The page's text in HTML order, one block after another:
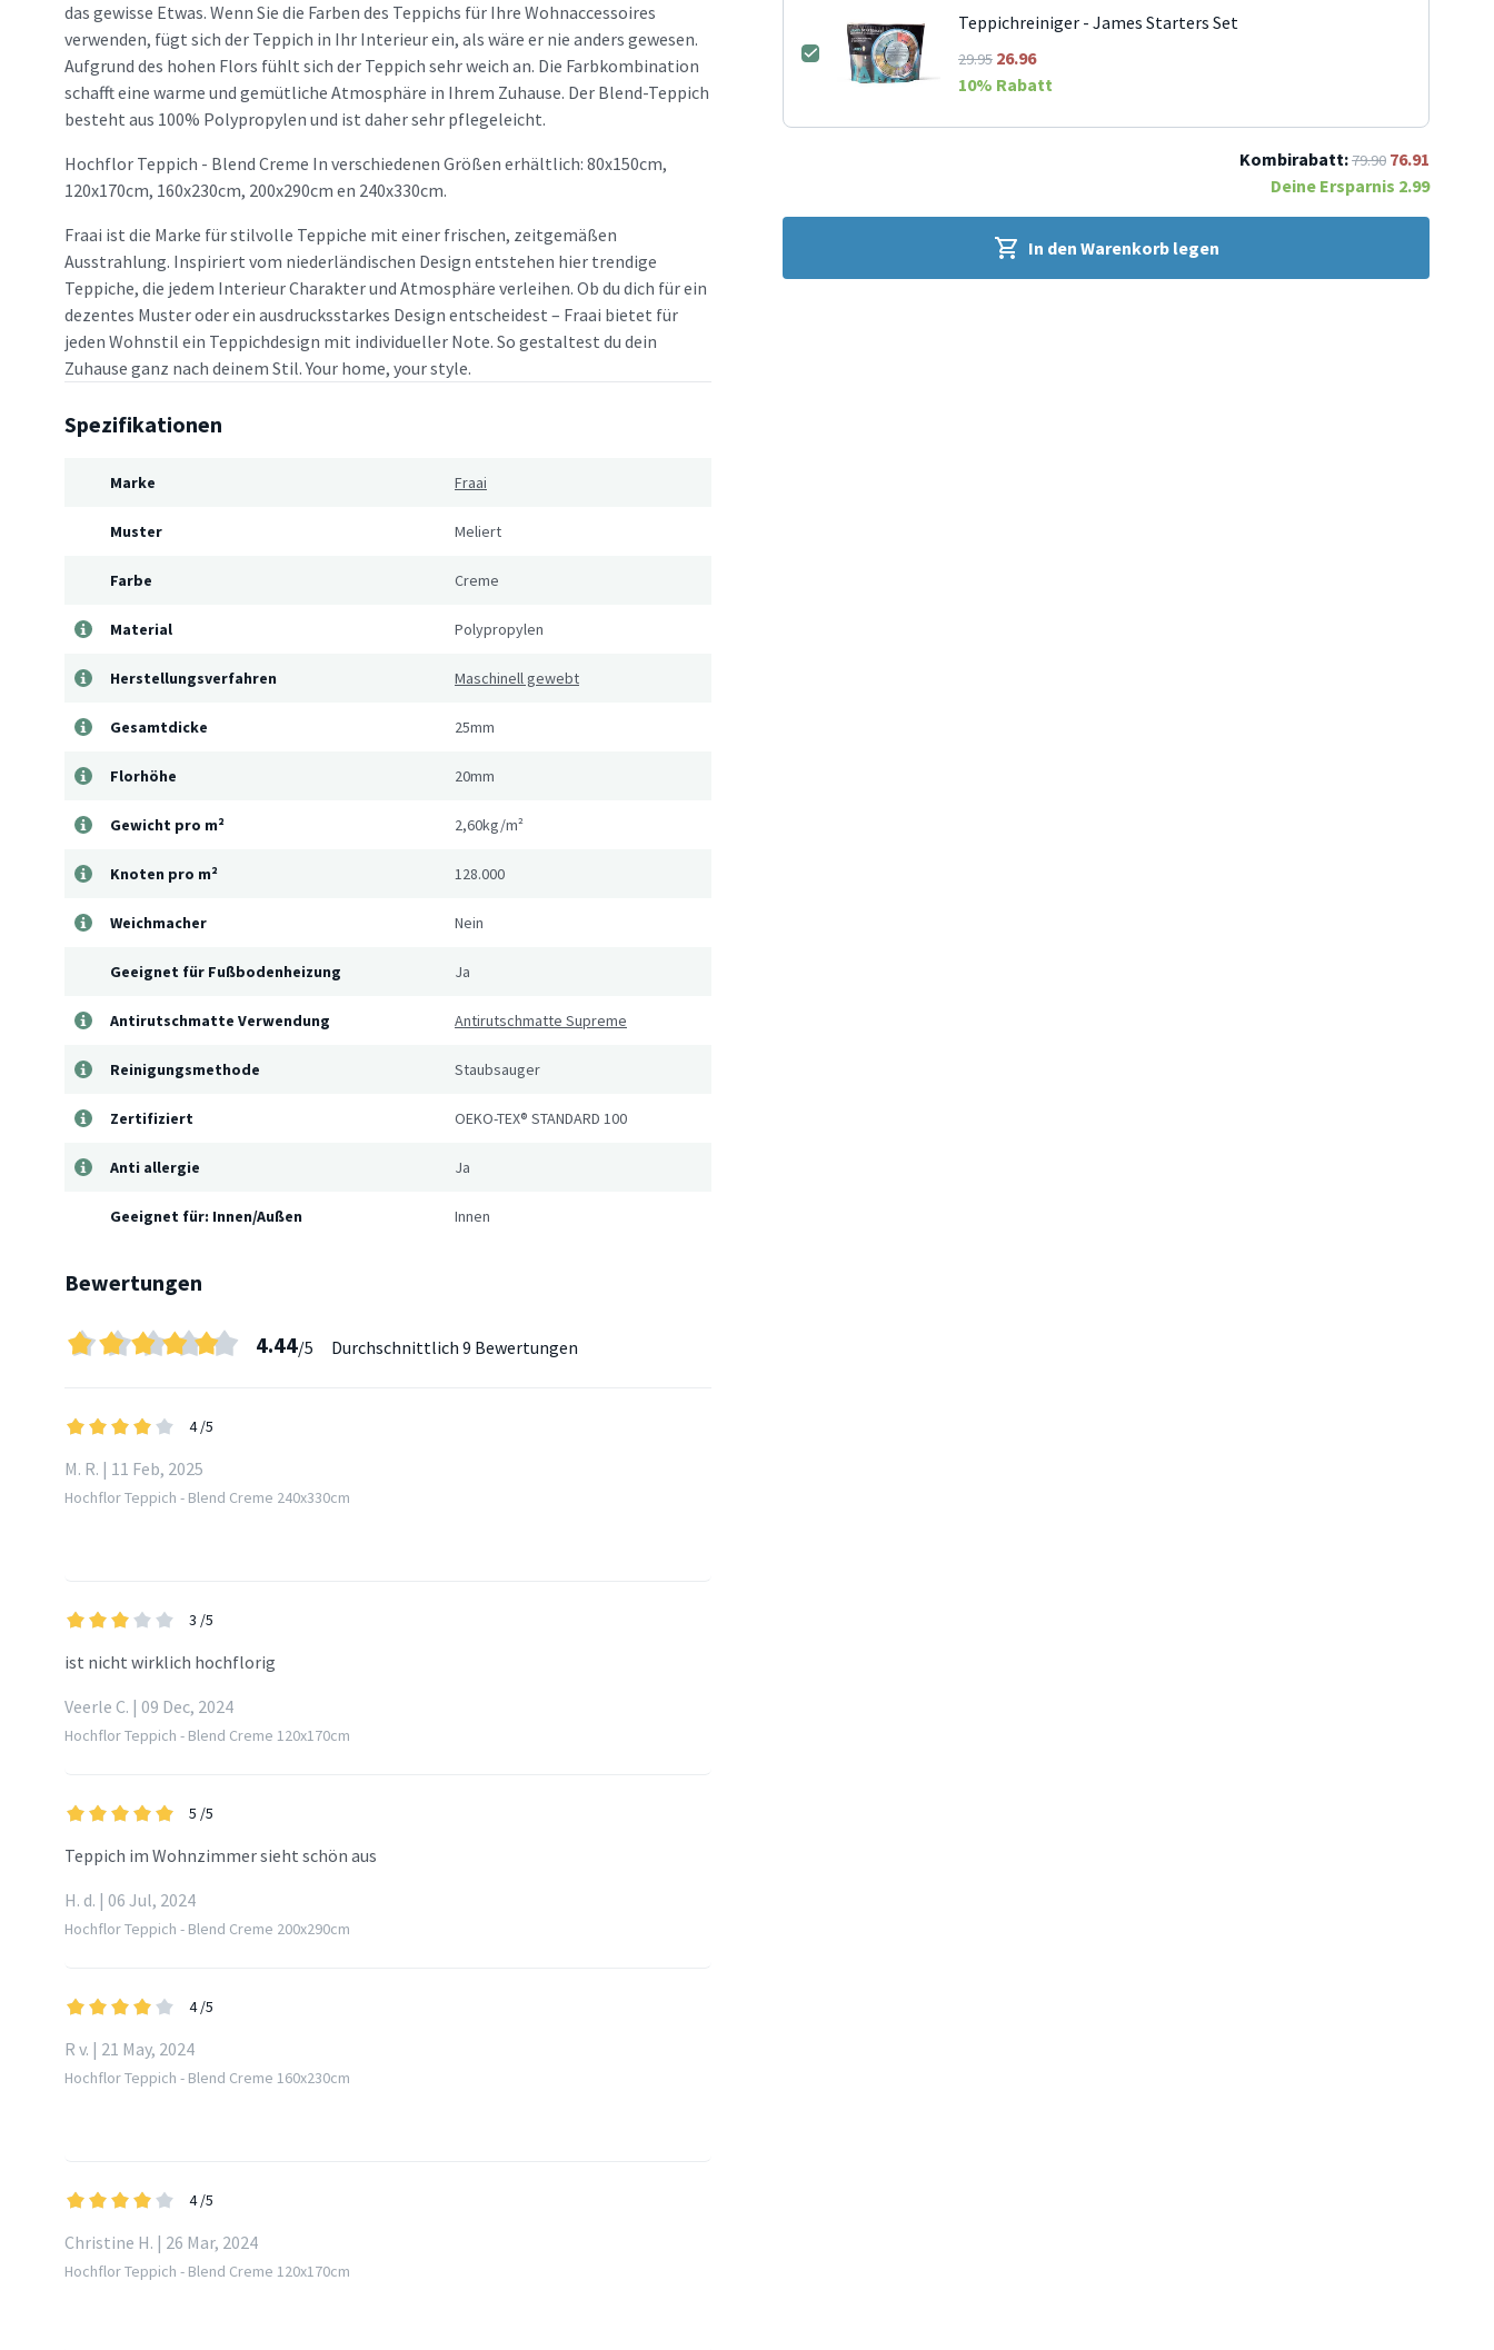
das gewisse Etwas. Wenn Sie die Farben des Teppichs für Ihre Wohnaccessoires
verwenden, fügt sich der Teppich in Ihr Interieur ein, als wäre er nie anders gewesen.
Aufgrund des hohen Flors fühlt sich der Teppich sehr weich an. Die Farbkombination
schafft eine warme und gemütliche Atmosphäre in Ihrem Zuhause. Der Blend-Teppich
besteht aus 100% Polypropylen und ist daher sehr pflegeleicht.
Hochflor Teppich - Blend Creme In verschiedenen Größen erhältlich: 80x150cm,
120x170cm, 160x230cm, 200x290cm en 240x330cm.
Fraai ist die Marke für stilvolle Teppiche mit einer frischen, zeitgemäßen
Ausstrahlung. Inspiriert vom niederländischen Design entstehen hier trendige
Teppiche, die jedem Interieur Charakter und Atmosphäre verleihen. Ob du dich für ein
dezentes Muster oder ein ausdrucksstarkes Design entscheidest – Fraai bietet für
jeden Wohnstil ein Teppichdesign mit individueller Note. So gestaltest du dein
Zuhause ganz nach deinem Stil. Your home, your style.
Spezifikationen
Marke Fraai
Muster Meliert
Farbe Creme
Material Polypropylen
Herstellungsverfahren Maschinell gewebt
Gesamtdicke 25mm
Florhöhe 20mm
Gewicht pro m² 2,60kg/m²
Knoten pro m² 128.000
Weichmacher Nein
Geeignet für Fußbodenheizung Ja
Antirutschmatte Verwendung Antirutschmatte Supreme
Reinigungsmethode Staubsauger
Zertifiziert OEKO-TEX® STANDARD 100
Anti allergie Ja
Geeignet für: Innen/Außen Innen
Bewertungen
4.44/5 Durchschnittlich 9 Bewertungen
4 /5
M. R. | 11 Feb, 2025
Hochflor Teppich - Blend Creme 240x330cm
3 /5
ist nicht wirklich hochflorig
Veerle C. | 09 Dec, 2024
Hochflor Teppich - Blend Creme 120x170cm
5 /5
Teppich im Wohnzimmer sieht schön aus
H. d. | 06 Jul, 2024
Hochflor Teppich - Blend Creme 200x290cm
4 /5
R v. | 21 May, 2024
Hochflor Teppich - Blend Creme 160x230cm
4 /5
Christine H. | 26 Mar, 2024
Hochflor Teppich - Blend Creme 120x170cm
Teppichreiniger - James Starters Set
29.95 26.96
10% Rabatt
Kombirabatt:79.90 76.91
Deine Ersparnis 2.99
In den Warenkorb legen